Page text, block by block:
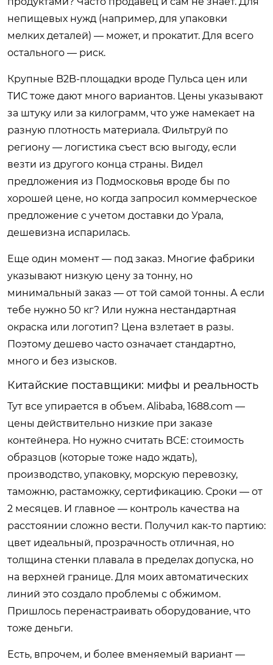
непищевых нужд (например, для упаковки
мелких деталей) — может, и прокатит. Для всего
остального — риск.
Крупные B2B-площадки вроде Пульса цен или
ТИС тоже дают много вариантов. Цены указывают
за штуку или за килограмм, что уже намекает на
разную плотность материала. Фильтруй по
региону — логистика съест всю выгоду, если
везти из другого конца страны. Видел
предложения из Подмосковья вроде бы по
хорошей цене, но когда запросил коммерческое
предложение с учетом доставки до Урала,
дешевизна испарилась.
Еще один момент — под заказ. Многие фабрики
указывают низкую цену за тонну, но
минимальный заказ — от той самой тонны. А если
тебе нужно 50 кг? Или нужна нестандартная
окраска или логотип? Цена взлетает в разы.
Поэтому дешево часто означает стандартно,
много и без изысков.
Китайские поставщики: мифы и реальность
Тут все упирается в объем. Alibaba, 1688.com —
цены действительно низкие при заказе
контейнера. Но нужно считать ВСЕ: стоимость
образцов (которые тоже надо ждать),
производство, упаковку, морскую перевозку,
таможню, растаможку, сертификацию. Сроки — от
2 месяцев. И главное — контроль качества на
расстоянии сложно вести. Получил как-то партию:
цвет идеальный, прозрачность отличная, но
толщина стенки плавала в пределах допуска, но
на верхней границе. Для моих автоматических
линий это создало проблемы с обжимом.
Пришлось перенастраивать оборудование, что
тоже деньги.
Есть, впрочем, и более вменяемый вариант —